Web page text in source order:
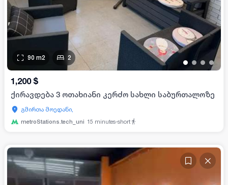
• • • •
90 m2 2
1,200 $
ქირავდება 3 ოთახიანი კერძო სახლი საბურთალოზე
გმირთა მოედანი,
metroStations.tech_uni 15 minutes-short